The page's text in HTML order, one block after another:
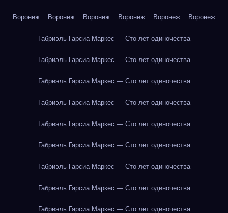
Воронеж Воронеж Воронеж Воронеж Воронеж Воронеж
Габриэль Гарсиа Маркес — Сто лет одиночества
Габриэль Гарсиа Маркес — Сто лет одиночества
Габриэль Гарсиа Маркес — Сто лет одиночества
Габриэль Гарсиа Маркес — Сто лет одиночества
Габриэль Гарсиа Маркес — Сто лет одиночества
Габриэль Гарсиа Маркес — Сто лет одиночества
Габриэль Гарсиа Маркес — Сто лет одиночества
Габриэль Гарсиа Маркес — Сто лет одиночества
Габриэль Гарсиа Маркес — Сто лет одиночества